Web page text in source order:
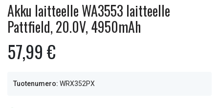
Akku laitteelle WA3553 laitteelle
Pattfield, 20.0V, 4950mAh
57,99 €
Tuotenumero: WRX352PX